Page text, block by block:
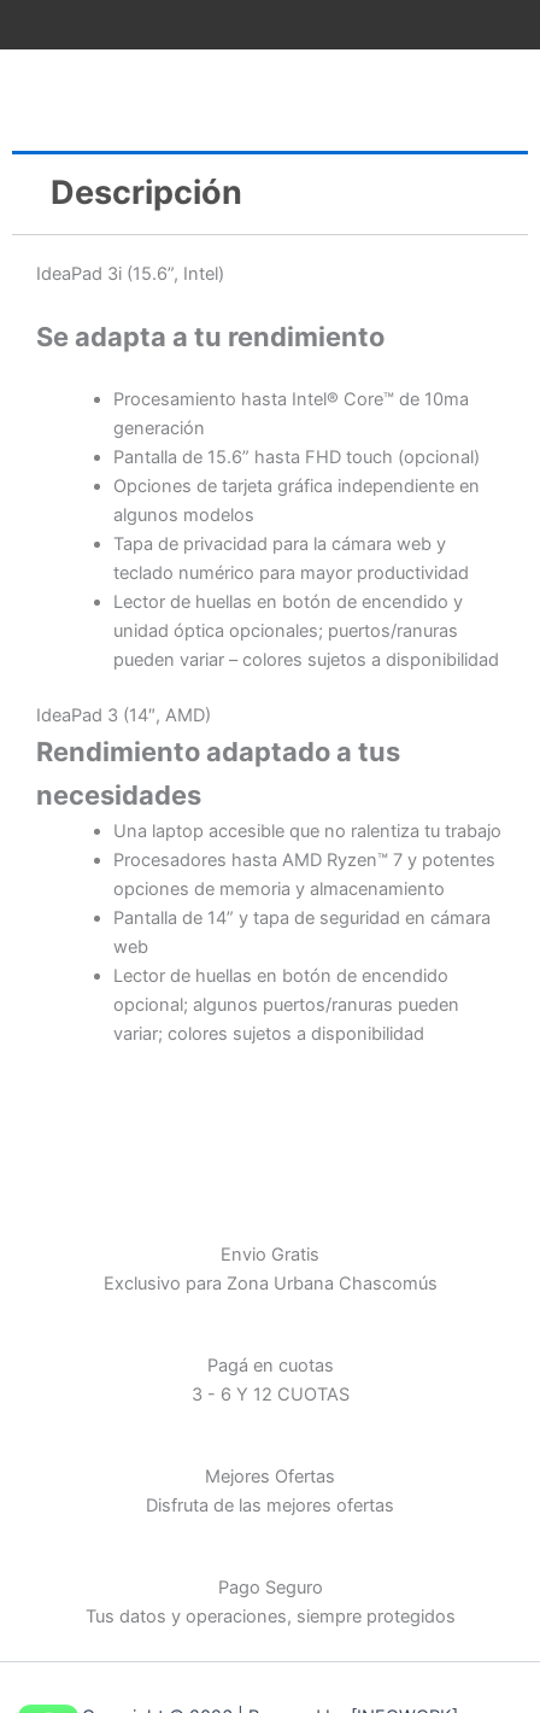
Descripción
IdeaPad 3i (15.6”, Intel)
Se adapta a tu rendimiento
Procesamiento hasta Intel® Core™ de 10ma
generación
Pantalla de 15.6” hasta FHD touch (opcional)
Opciones de tarjeta gráfica independiente en
algunos modelos
Tapa de privacidad para la cámara web y
teclado numérico para mayor productividad
Lector de huellas en botón de encendido y
unidad óptica opcionales; puertos/ranuras
pueden variar – colores sujetos a disponibilidad
IdeaPad 3 (14″, AMD)
Rendimiento adaptado a tus
necesidades
Una laptop accesible que no ralentiza tu trabajo
Procesadores hasta AMD Ryzen™ 7 y potentes
opciones de memoria y almacenamiento
Pantalla de 14” y tapa de seguridad en cámara
web
Lector de huellas en botón de encendido
opcional; algunos puertos/ranuras pueden
variar; colores sujetos a disponibilidad
Envio Gratis
Exclusivo para Zona Urbana Chascomús
Pagá en cuotas
3 - 6 Y 12 CUOTAS
Mejores Ofertas
Disfruta de las mejores ofertas
Pago Seguro
Tus datos y operaciones, siempre protegidos